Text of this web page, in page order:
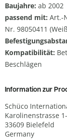
Baujahre: ab 2002
passend mit: Art.-
Nr. 98050411
Kompatibilität:
Beschlägen
Information zur
Schüco
Karolinenstrasse
33609 Bielefeld
Germany